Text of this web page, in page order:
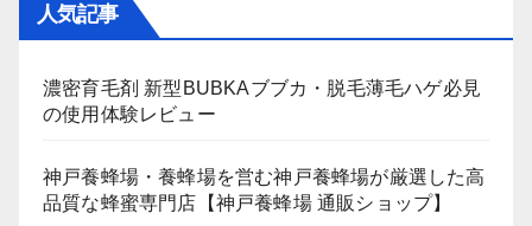
人気記事
濃密育毛剤 新型BUBKAブブカ・脱毛薄毛ハゲ必見
の使用体験レビュー
神戸養蜂場・養蜂場を営む神戸養蜂場が厳選した高
品質な蜂蜜専門店【神戸養蜂場 通販ショップ】